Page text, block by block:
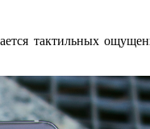
тактильных